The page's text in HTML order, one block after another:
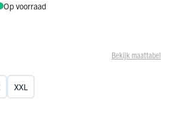
Op voorraad
Bekijk maattabel
XXL